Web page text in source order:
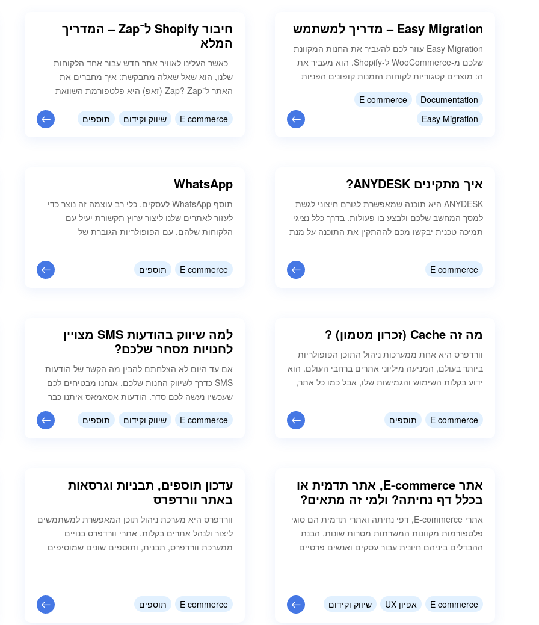
Easy Migration – מדריך למשתמש
Easy Migration עוזר לכם להעביר את החנות המקוונת
שלכם מ-WooCommerce ל-Shopify. הוא מעביר את
ה: מוצרים קטגוריות לקוחות הזמנות קופונים הפניות
URL לפני שאתם מתחילים וודאו שיש לכם: חנות
WooCommerce חנות Shopify גישה לשני החשבונו
העברה חד-פעמית מבוססת על הנתונים שנבחרו.
Documentation
E commerce
Easy Migration
חיבור Shopify ל־Zap – המדריך
המלא
כאשר העלינו לאוויר אתר חדש עבור אחד הלקוחות
שלנו, הוא שאל שאלה מתבקשת: איך מחברים את
האתר ל־Zap? Zap (זאפ) היא פלטפורמת השוואת
commerce להציג את המוצרים שלהם בפני מאות אלפיE commerce שיווק וקידום תוספים
איך מתקינים ANYDESK?
ANYDESK היא תוכנה שמאפשרת לגורם חיצוני לגשת
למסך המחשב שלכם ולבצע בו פעולות. בדרך כלל נציגי
תמיכה טכנית יבקשו מכם לההתקין את התוכנה על מנת
תיקונים או פעולות שניתן לבצע רק מהמחשב האישי
שלכם. איך מתקינים? כנסו לקישור הבא :
E commerce
WhatsApp
תוסף WhatsApp לעסקים. כלי רב עוצמה זה נוצר כדי
לעזור לאתרים שלנו ליצור ערוץ תקשורת יעיל עם
הלקוחות שלהם. עם הפופולריות הגוברת של
הזה יציע רמה חדשה של נוחות ופשטות לעסקים לתקשר
עם הלקוחות שלהם. בעולם המהיר של היום, הלקוחות
E commerce תוספים
מה זה Cache (זכרון מטמון) ?
וורדפרס היא אחת ממערכות ניהול התוכן הפופולריות
ביותר בעולם, המניעה מיליוני אתרים ברחבי העולם. הוא
ידוע בקלות השימוש והגמישות שלו, אבל כמו כל אתר,
הדרכים לשפר את הביצועים של אתר וורדפרס היא
E commerce תוספים
למה שיווק בהודעות SMS מצויין
לחנויות מסחר שלכם?
אם עד היום לא הצלחתם להבין מה הקשר של הודעות
SMS כדרך לשיווק החנות שלכם, אנחנו מבטיחים לכם
שעכשיו נעשה לכם סדר. הודעות אסאמאס איתנו כבר
המון שנים, נכון, נכנסו אופציות חדשות כמו וואסטאפ
שנהייתה מאוד אהובה - אבל זה לא אומר שהודעות
E commerce שיווק וקידום תוספים
אתר E-commerce, אתר תדמית או
בכלל דף נחיתה? ולמי זה מתאים?
אתרי E-commerce, דפי נחיתה ואתרי תדמית הם סוגי
פלטפורמות מקוונות המשרתות מטרות שונות. הבנת
ההבדלים ביניהם חיונית עבור עסקים ואנשים פרטיים
ישירות לצרכנים. אתרים אלה כוללים בדרך כלל קטלוגים
של המוצרים השונים, עגלת קניות, אפשרויות תשלום
E commerce אפיון UX שיווק וקידום
עדכון תוספים, תבניות וגרסאות
באתר וורדפרס
וורדפרס היא מערכת ניהול תוכן המאפשרת למשתמשים
ליצור ולנהל אתרים בקלות. אתרי וורדפרס בנויים
ממערכת וורדפרס, תבנית, ותוספים שונים שמוסיפים
עדכונים בצורה יעילה ביותר. במהלך הזמן מגרסה
לגרסה המפתחים של הקוד ממשיכים לעבוד על המוצר
E commerce תוספים